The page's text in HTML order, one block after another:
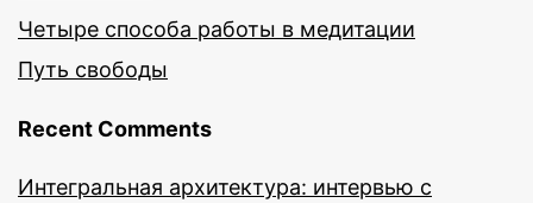
Четыре способа работы в медитации
Путь свободы
Recent Comments
Интегральная архитектура: интервью с